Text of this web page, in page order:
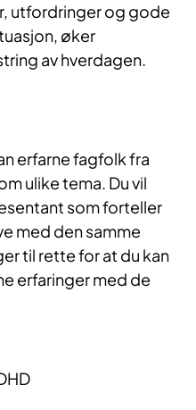
utfordringer og gode
øker
av hverdagen.
erfarne fagfolk fra
ulike tema. Du vil
som forteller
med den samme
til rette for at du kan
erfaringer med de